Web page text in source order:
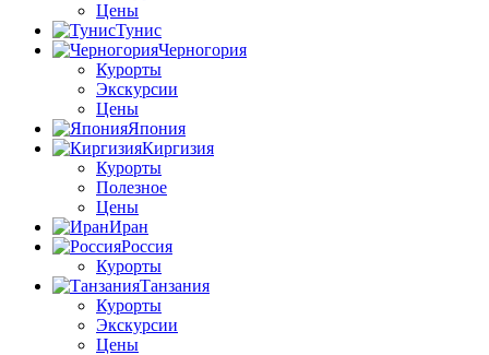
Цены
Тунис
Черногория
Курорты
Экскурсии
Цены
Япония
Киргизия
Курорты
Полезное
Цены
Иран
Россия
Курорты
Танзания
Курорты
Экскурсии
Цены